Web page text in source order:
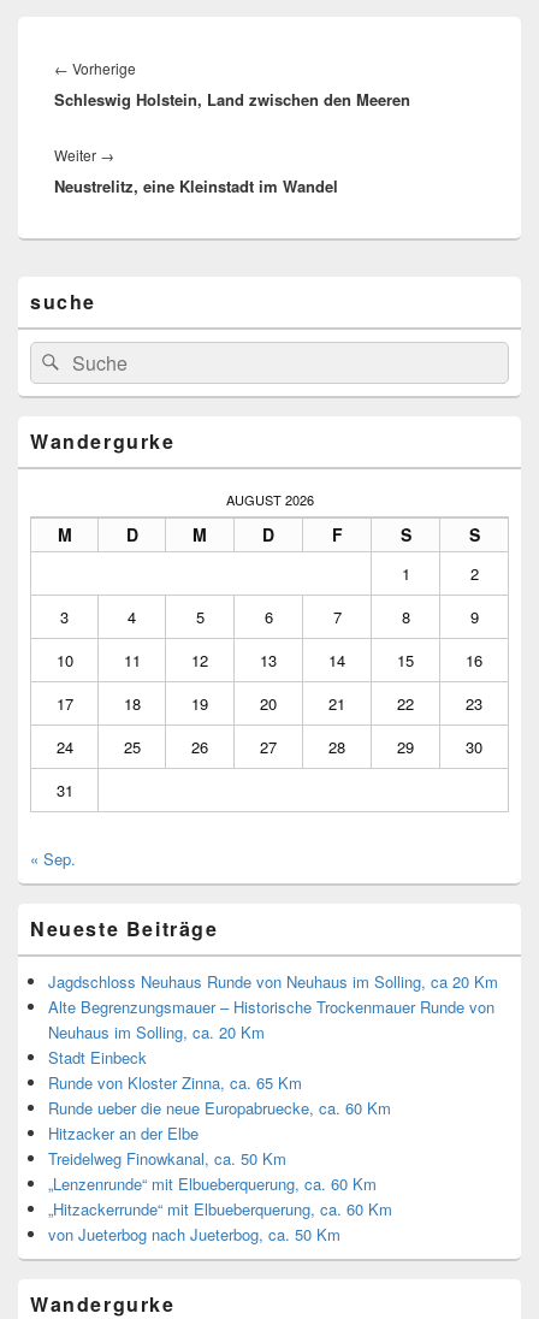
← Vorherige
Beitrag:
Schleswig Holstein, Land zwischen den Meeren
Weiter →
Beitrag:
Neustrelitz, eine Kleinstadt im Wandel
Seitenleisten-
Widgetbereich
suche
Suchen
nach:
Suchen
Wandergurke
AUGUST 2026
M D M D F S S
1
2
3
4 5 6 7 8
9
10
11 12 13 14 15
16
17
18 19 20 21 22
23
24
25 26 27 28 29
30
31
« Sep.
Neueste Beiträge
Jagdschloss Neuhaus Runde von Neuhaus im Solling, ca 20 Km
Alte Begrenzungsmauer – Historische Trockenmauer Runde von
Neuhaus im Solling, ca. 20 Km
Stadt Einbeck
Runde von Kloster Zinna, ca. 65 Km
Runde ueber die neue Europabruecke, ca. 60 Km
Hitzacker an der Elbe
Treidelweg Finowkanal, ca. 50 Km
„Lenzenrunde“ mit Elbueberquerung, ca. 60 Km
„Hitzackerrunde“ mit Elbueberquerung, ca. 60 Km
von Jueterbog nach Jueterbog, ca. 50 Km
Wandergurke